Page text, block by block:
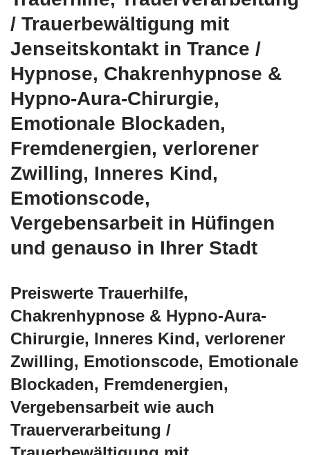
/ Trauerbewältigung mit
Jenseitskontakt in Trance /
Hypnose, Chakrenhypnose &
Hypno-Aura-Chirurgie,
Emotionale Blockaden,
Fremdenergien, verlorener
Zwilling, Inneres Kind,
Emotionscode,
Vergebensarbeit in Hüfingen
und genauso in Ihrer Stadt
Preiswerte Trauerhilfe,
Chakrenhypnose & Hypno-Aura-
Chirurgie, Inneres Kind, verlorener
Zwilling, Emotionscode, Emotionale
Blockaden, Fremdenergien,
Vergebensarbeit wie auch
Trauerverarbeitung /